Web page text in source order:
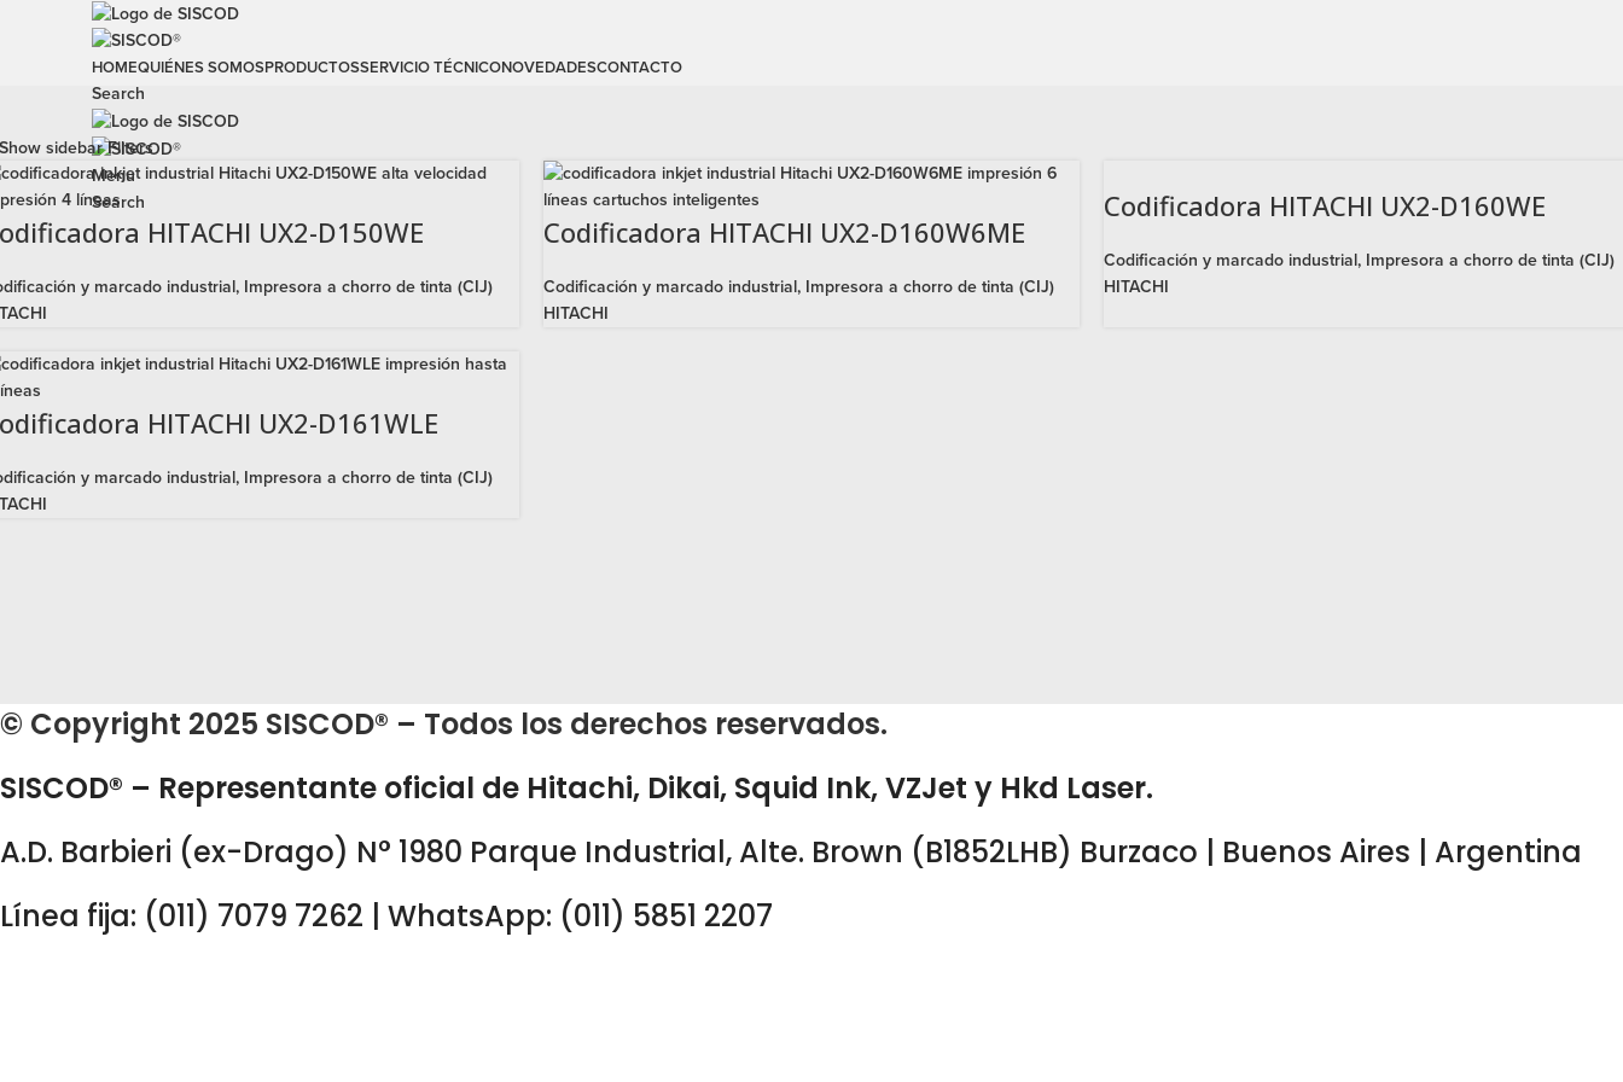
HOMEQUIÉNES SOMOSPRODUCTOSSERVICIO TÉCNICONOVEDADESCONTACTO
Search
Menu
Search
sidebarFilters
HITACHI UX2-D150WE
y marcado industrial, Impresora a chorro de tinta (CIJ)
Codificadora HITACHI UX2-D160W6ME
Codificación y marcado industrial, Impresora a chorro de tinta (CIJ)
HITACHI
Codificadora HITACHI UX2-D160WE
Codificación y marcado industrial, Impresora a chorro de tinta (CIJ)
HITACHI
HITACHI UX2-D161WLE
y marcado industrial, Impresora a chorro de tinta (CIJ)
© Copyright 2025 SISCOD® – Todos los derechos reservados.
SISCOD® – Representante oficial de Hitachi, Dikai, Squid Ink, VZJet y Hkd Laser.
A.D. Barbieri (ex-Drago) N° 1980 Parque Industrial, Alte. Brown (B1852LHB) Burzaco | Buenos Aires | Argentina
Línea fija: (011) 7079 7262 | WhatsApp: (011) 5851 2207